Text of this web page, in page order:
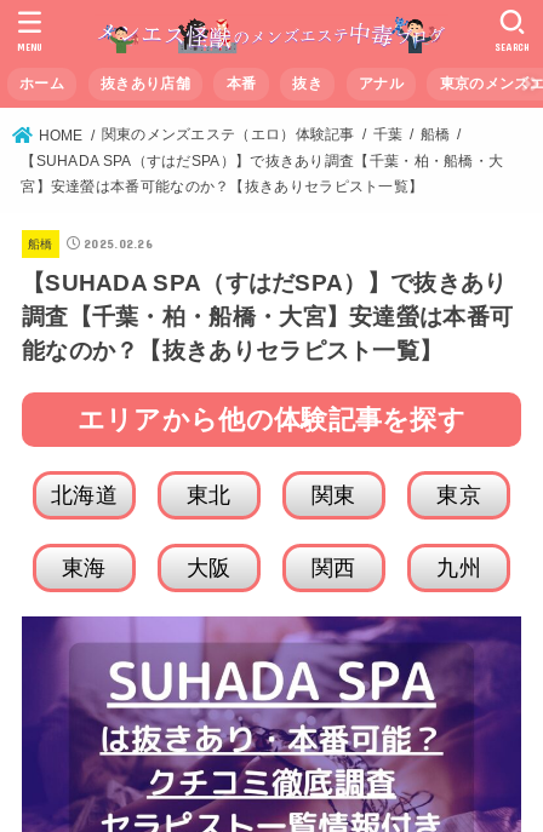
ホーム 抜きあり店舗 本番 抜き アナル 東京のメンズ
SEARCH
MENU
HOME 関東のメンズエステ（エロ）体験記事 千葉
船橋
【SUHADA SPA（すはだSPA）】で抜きあり調査【千葉・柏・船橋・大
宮】安達螢は本番可能なのか？【抜きありセラピスト一覧】
船橋 2025.02.26
【SUHADA SPA（すはだSPA）】で抜きあり
調査【千葉・柏・船橋・大宮】安達螢は本番可
能なのか？【抜きありセラピスト一覧】
エリアから他の体験記事を探す
北海道 東北 関東 東京
東海 大阪 関西 九州